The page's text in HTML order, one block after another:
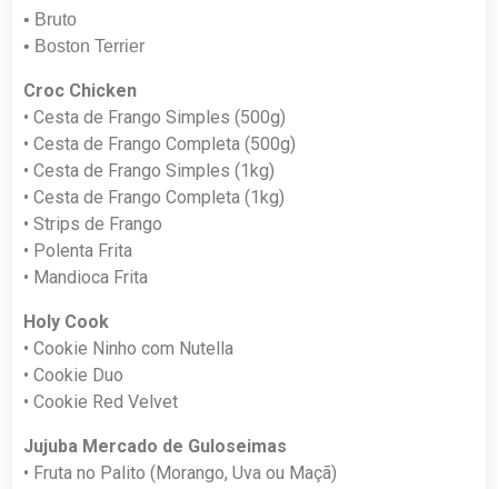
• Bruto
• Boston Terrier
Croc Chicken
• Cesta de Frango Simples (500g)
• Cesta de Frango Completa (500g)
• Cesta de Frango Simples (1kg)
• Cesta de Frango Completa (1kg)
• Strips de Frango
• Polenta Frita
• Mandioca Frita
Holy Cook
• Cookie Ninho com Nutella
• Cookie Duo
• Cookie Red Velvet
Jujuba Mercado de Guloseimas
• Fruta no Palito (Morango, Uva ou Maçã)